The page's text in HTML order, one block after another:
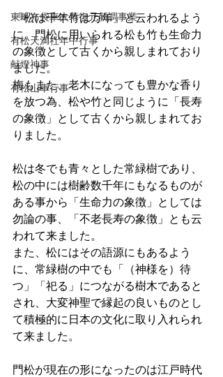
東町布袋車大幕復元新調事業
有松天満社年中行事
献燈神事
有松山車行事
「松は千年竹は万年」と云われるよう
に、門松に用いられる松も竹も生命力
の象徴として古くから親しまれており
ました。
梅もまた、老木になっても豊かな香り
を放つ為、松や竹と同じように「長寿
の象徴」として古くから親しまれてお
りました。
松は冬でも青々とした常緑樹であり、
松の中には樹齢数千年にもなるものが
ある事から「生命力の象徴」としては
勿論の事、「不老長寿の象徴」とも云
われて来ました。
また、松にはその語源にもあるよう
に、常緑樹の中でも「（神様を）待
つ」「祀る」につながる樹木であると
され、大変神聖で縁起の良いものとし
て積極的に日本の文化に取り入れられ
て来ました。
門松が現在の形になったのは江戸時代